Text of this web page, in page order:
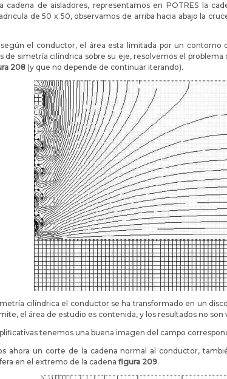
cadena de aisladores, representamos en POTRES la
de 50 x 50, observamos de arriba hacia abajo la
el conductor, el área esta limitada por un contorno
de simetría cilíndrica sobre su eje, resolvemos el
208 (y que no depende de continuar iterando).
cilíndrica el conductor se ha transformado en un
el área de estudio es contenida, y los resultados no son
tenemos una buena imagen del campo
ahora un corte de la cadena normal al conductor,
en el extremo de la cadena figura 209.